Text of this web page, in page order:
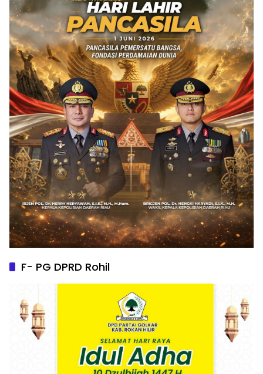
F- PG DPRD Rohil